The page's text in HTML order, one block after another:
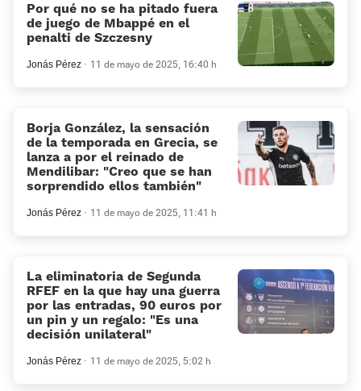
Por qué no se ha pitado fuera
de juego de Mbappé en el
penalti de Szczesny
Jonás Pérez 11 de mayo de 2025, 16:40 h
Borja González, la sensación
de la temporada en Grecia, se
lanza a por el reinado de
Mendilibar: «Creo que se han
sorprendido ellos también»
Jonás Pérez 11 de mayo de 2025, 11:41 h
La eliminatoria de Segunda
RFEF en la que hay una guerra
por las entradas, 90 euros por
un pin y un regalo: «Es una
decisión unilateral»
Jonás Pérez 11 de mayo de 2025, 5:02 h